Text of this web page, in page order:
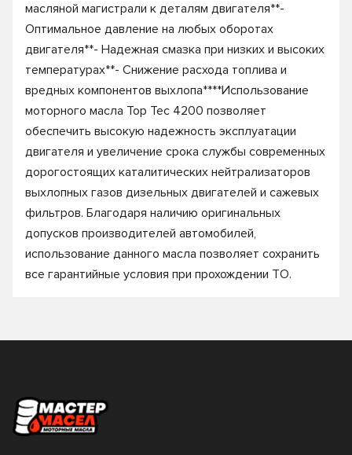
масляной магистрали к деталям двигателя**-
Оптимальное давление на любых оборотах
двигателя**- Надежная смазка при низких и высоких
температурах**- Снижение расхода топлива и
вредных компонентов выхлопа****Использование
моторного масла Top Tec 4200 позволяет
обеспечить высокую надежность эксплуатации
двигателя и увеличение срока службы современных
дорогостоящих каталитических нейтрализаторов
выхлопных газов дизельных двигателей и сажевых
фильтров. Благодаря наличию оригинальных
допусков производителей автомобилей,
использование данного масла позволяет сохранить
все гарантийные условия при прохождении ТО.